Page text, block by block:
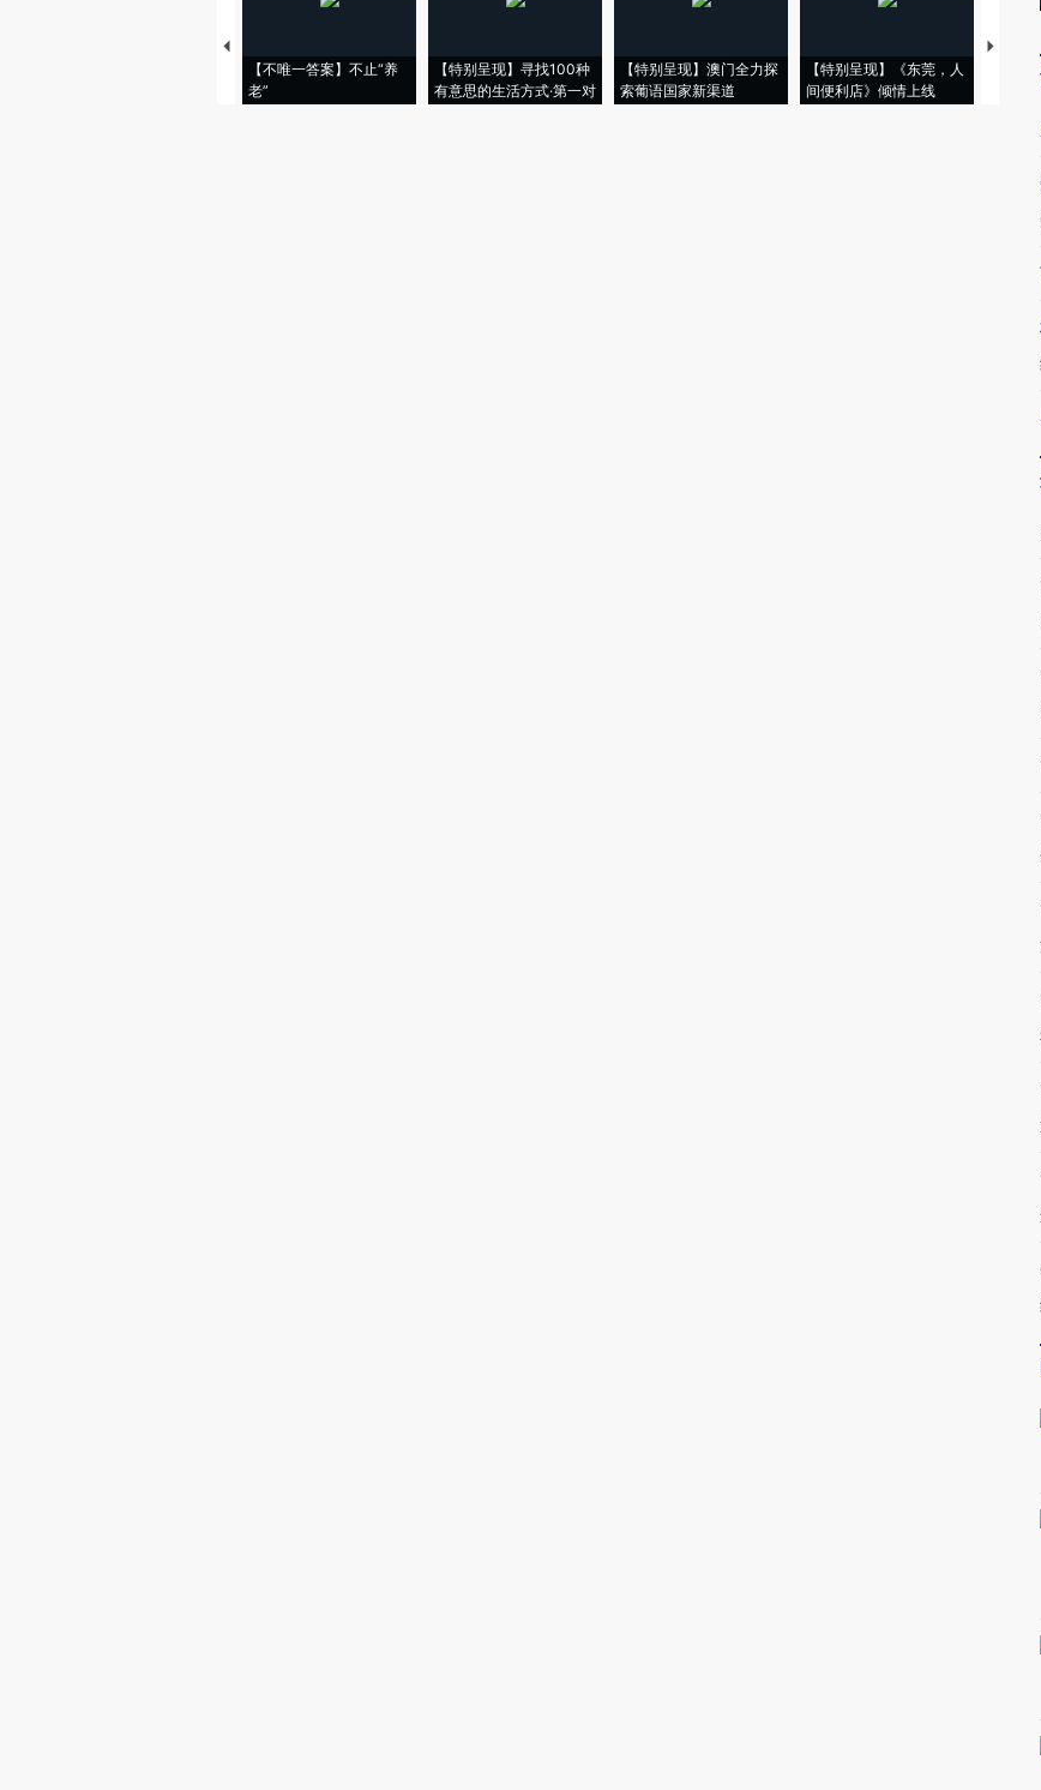
【不唯一答案】不止“养
老”
【特别呈现】寻找100种
有意思的生活方式·第一对
【特别呈现】澳门全力探
索葡语国家新渠道
【特别呈现】《东莞，人
间便利店》倾情上线
【推广
会，